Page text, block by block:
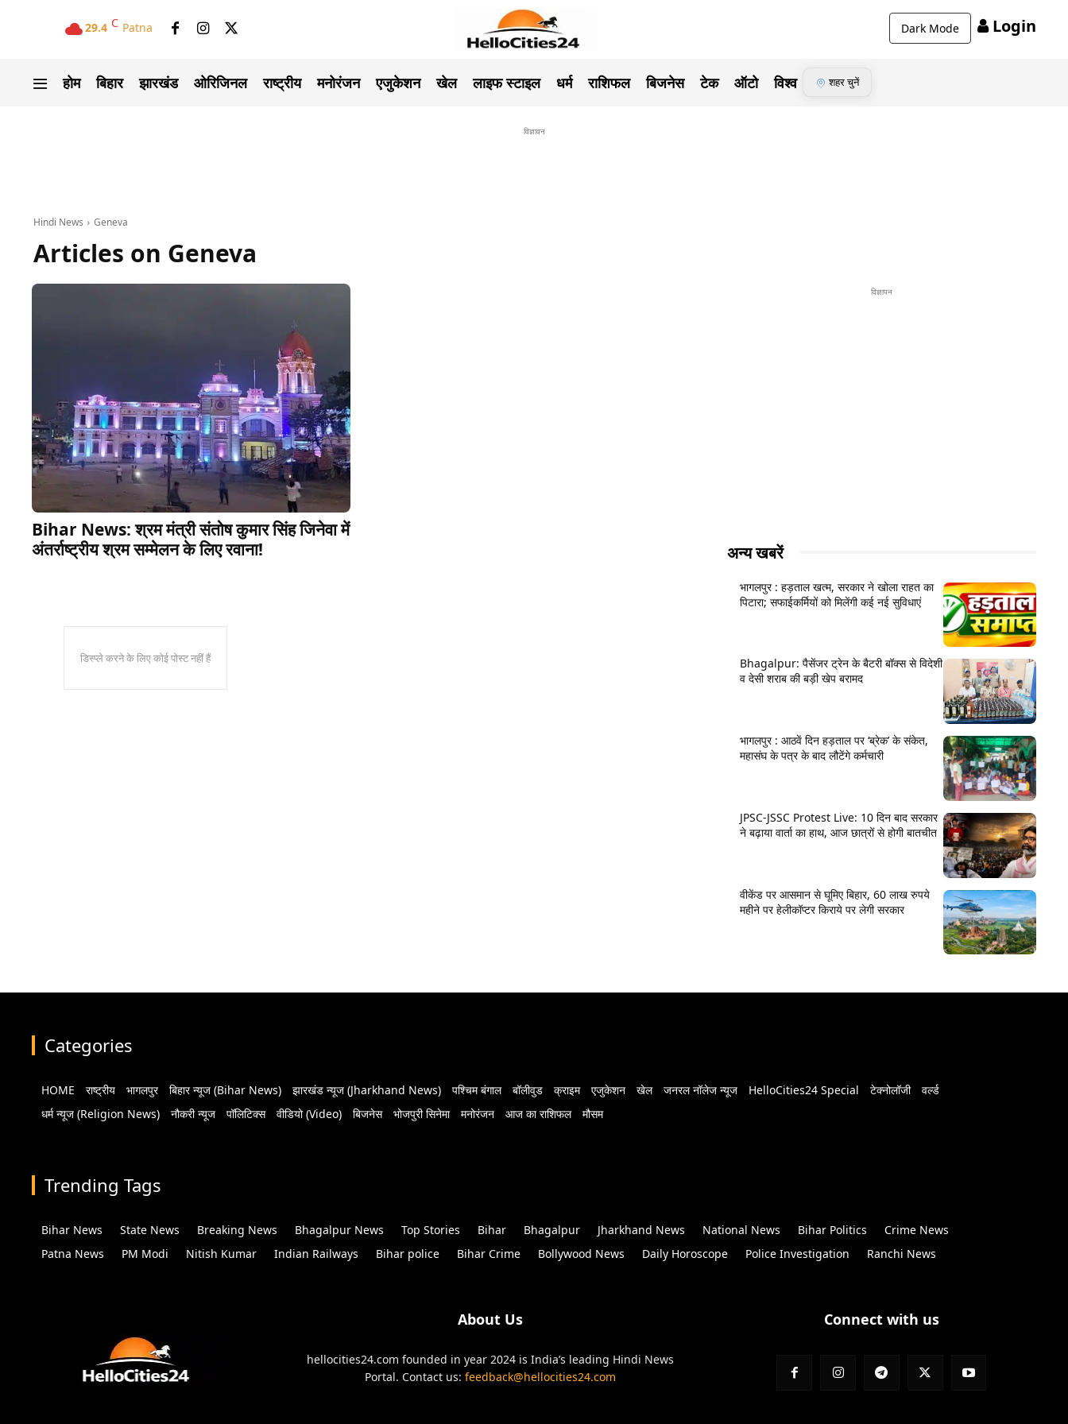
29.4 C Patna Dark Mode Login
होम बिहार झारखंड ओरिजिनल राष्ट्रीय मनोरंजन एजुकेशन खेल लाइफ स्टाइल धर्म राशिफल बिजनेस टेक ऑटो विश्व शहर चुनें
विज्ञावन
Hindi News Geneva
Articles on Geneva
Bihar News: श्रम मंत्री संतोष कुमार सिंह जिनेवा में
अंतर्राष्ट्रीय श्रम सम्मेलन के लिए रवाना!
डिस्प्ले करने के लिए कोई पोस्ट नहीं हैं
विज्ञापन
अन्य खबरें
भागलपुर : हड़ताल खत्म, सरकार ने खोला राहत का
पिटारा; सफाईकर्मियों को मिलेंगी कई नई सुविधाएं
Bhagalpur: पैसेंजर ट्रेन के बैटरी बॉक्स से विदेशी
व देसी शराब की बड़ी खेप बरामद
भागलपुर : आठवें दिन हड़ताल पर ‘ब्रेक’ के संकेत,
महासंघ के पत्र के बाद लौटेंगे कर्मचारी
JPSC-JSSC Protest Live: 10 दिन बाद सरकार
ने बढ़ाया वार्ता का हाथ, आज छात्रों से होगी बातचीत
वीकेंड पर आसमान से घूमिए बिहार, 60 लाख रुपये
महीने पर हेलीकॉप्टर किराये पर लेगी सरकार
Categories
HOME राष्ट्रीय भागलपुर बिहार न्यूज (Bihar News) झारखंड न्यूज (Jharkhand News) पश्चिम बंगाल बॉलीवुड क्राइम एजुकेशन खेल जनरल नॉलेज न्यूज HelloCities24 Special टेक्नोलॉजी
वर्ल्ड
धर्म न्यूज (Religion News)
नौकरी न्यूज पॉलिटिक्स वीडियो (Video) बिजनेस भोजपुरी सिनेमा मनोरंजन आज का राशिफल मौसम
Trending Tags
Bihar News State News Breaking News Bhagalpur News Top Stories Bihar Bhagalpur Jharkhand News National News Bihar Politics
Crime News
Patna News
PM Modi Nitish Kumar Indian Railways Bihar police Bihar Crime Bollywood News Daily Horoscope Police Investigation Ranchi News
About Us
hellocities24.com founded in year 2024 is India’s leading Hindi News
Portal. Contact us:feedback@hellocities24.com
Connect with us